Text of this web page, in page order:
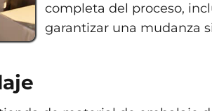
completa del proceso,
garantizar una mudanza